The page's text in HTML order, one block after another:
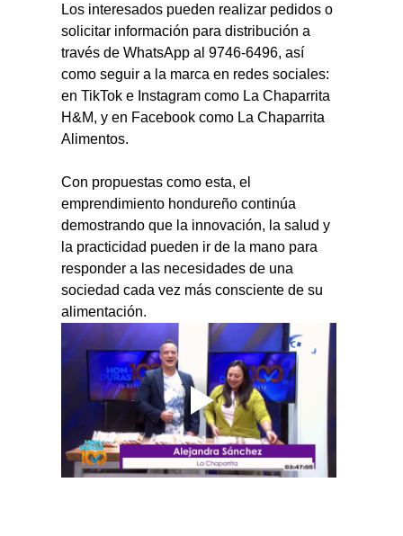
Los interesados pueden realizar pedidos o
solicitar información para distribución a
través de WhatsApp al 9746-6496, así
como seguir a la marca en redes sociales:
en TikTok e Instagram como La Chaparrita
H&M, y en Facebook como La Chaparrita
Alimentos.
Con propuestas como esta, el
emprendimiento hondureño continúa
demostrando que la innovación, la salud y
la practicidad pueden ir de la mano para
responder a las necesidades de una
sociedad cada vez más consciente de su
alimentación.